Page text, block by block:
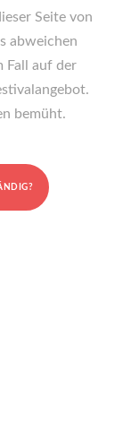
Seite von
abweichen
Fall auf der
bemüht.